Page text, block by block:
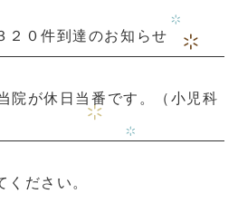
０件到達のお知らせ
院が休日当番です。（小児科
ください。